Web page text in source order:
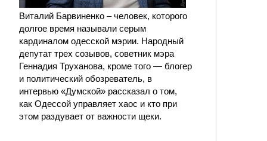
Виталий Барвиненко – человек, которого
долгое время называли серым
кардиналом одесской мэрии. Народный
депутат трех созывов, советник мэра
Геннадия Труханова, кроме того — блогер
и политический обозреватель, в
интервью «Думской» рассказал о том,
как Одессой управляет хаос и кто при
этом раздувает от важности щеки.